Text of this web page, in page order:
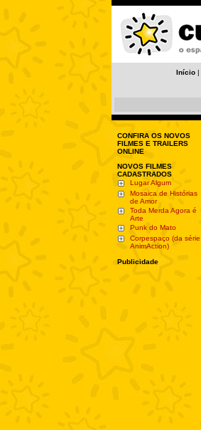
Início |
CONFIRA OS NOVOS
FILMES E TRAILERS
ONLINE
NOVOS FILMES
CADASTRADOS
Lugar Algum
Mosaica de Histórias
de Amor
Toda Merda Agora é
Arte
Punk do Mato
Corpespaço (da série
AnimAction)
Publicidade